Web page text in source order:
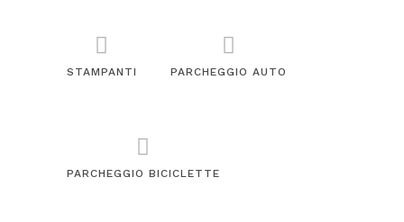
STAMPANTI PARCHEGGIO AUTO
PARCHEGGIO BICICLETTE